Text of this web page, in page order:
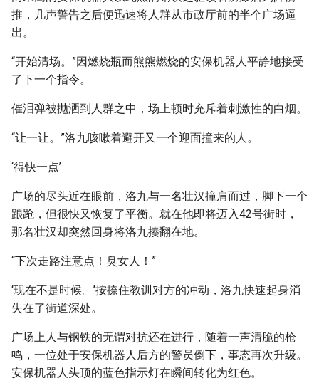
推，几声警告之后便迅速将人群从市政厅前的半个广场逼
出。
“开始清场。”因燃烧瓶而熊熊燃烧的安保机器人平静地接受
了下一个指令。
催泪弹被抛洒到人群之中，场上顿时充斥着刺激性的白烟。
“让一让。”洛九咳嗽着避开又一个迎面撞来的人。
‘得快一点’
广场的尽头近在眼前，洛九与一名壮汉撞肩而过，脚下一个
踉跄，但很快又恢复了平衡。就在他即将迈入42号街时，
那名壮汉却突然回身将洛九揍翻在地。
“下次走路注意点！臭女人！”
‘现在不是时候。’按捺住教训对方的冲动，洛九快速起身消
失在了街道深处。
广场上人与钢铁的无谓对抗还在进行，随着一声清脆的枪
鸣，一位处于安保机器人后方的警员倒下，事态再次升级。
安保机器人头顶的蓝色指示灯在瞬间转化为红色。